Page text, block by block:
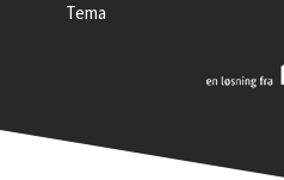
Tema